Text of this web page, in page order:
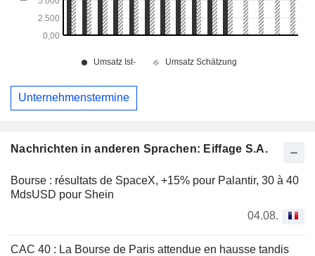
Nachrichten in anderen Sprachen: Eiffage S.A.
Bourse : résultats de SpaceX, +15% pour Palantir, 30 à 40
MdsUSD pour Shein
04.08.
CAC 40 : La Bourse de Paris attendue en hausse tandis
Unternehmenstermine